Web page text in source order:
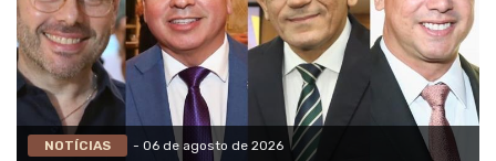
NOTÍCIAS - 06 de agosto de 2026